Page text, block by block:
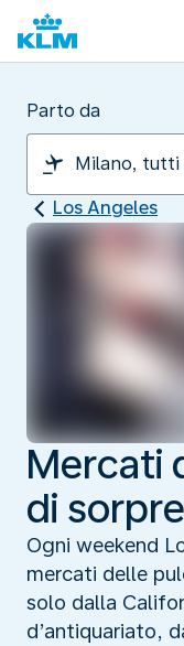
Parto da
Los Angeles
Mercati
di
Ogni weekend
mercati delle
solo dalla
d’antiquariato,